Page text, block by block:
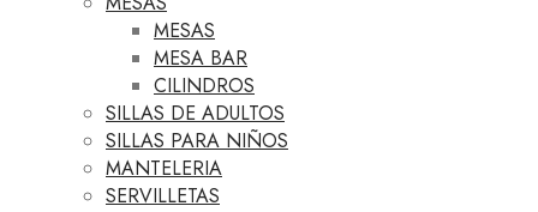
MESAS
MESA BAR
CILINDROS
SILLAS DE ADULTOS
SILLAS PARA NIÑOS
MANTELERIA
SERVILLETAS